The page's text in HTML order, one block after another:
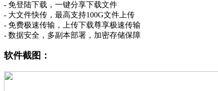
- 免登陆下载，一键分享下载文件
- 大文件快传，最高支持100G文件上传
- 免费极速传输，上传下载尊享极速传输
- 数据安全，多副本部署，加密存储保障
软件截图：